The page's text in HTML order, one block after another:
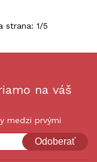
strana: 1/5
na váš
medzi prvými
Odoberať